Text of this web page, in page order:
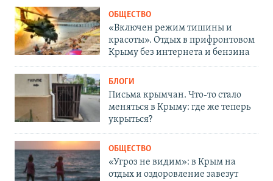
ОБЩЕСТВО
«Включен режим тишины и
красоты». Отдых в прифронтовом
Крыму без интернета и бензина
БЛОГИ
Письма крымчан. Что-то стало
меняться в Крыму: где же теперь
укрыться?
ОБЩЕСТВО
«Угроз не видим»: в Крым на
отдых и оздоровление завезут